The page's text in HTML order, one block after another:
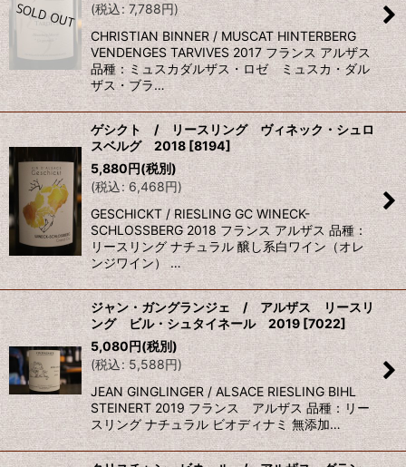
(税込: 7,788円)
CHRISTIAN BINNER / MUSCAT HINTERBERG
VENDENGES TARVIVES 2017 フランス アルザス
品種：ミュスカダルザス・ロゼ ミュスカ・ダル
ザス・ブラ…
ゲシクト / リースリング ヴィネック・シュロ
スベルグ 2018 [8194]
5,880円(税別)
(税込: 6,468円)
GESCHICKT / RIESLING GC WINECK-
SCHLOSSBERG 2018 フランス アルザス 品種：
リースリング ナチュラル 醸し系白ワイン（オレ
ンジワイン） …
ジャン・ガングランジェ / アルザス リースリ
ング ビル・シュタイネール 2019[7022]
5,080円(税別)
(税込: 5,588円)
JEAN GINGLINGER / ALSACE RIESLING BIHL
STEINERT 2019 フランス アルザス 品種：リー
スリング ナチュラル ビオディナミ 無添加…